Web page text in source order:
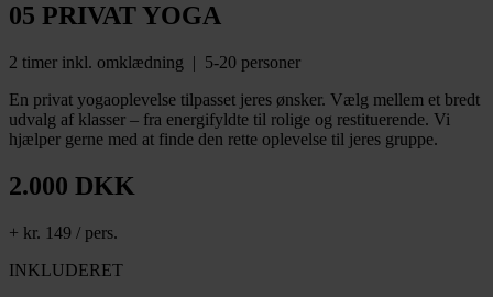
05 PRIVAT YOGA
2 timer inkl. omklædning | 5-20 personer
En privat yogaoplevelse tilpasset jeres ønsker. Vælg mellem et bredt
udvalg af klasser – fra energifyldte til rolige og restituerende. Vi
hjælper gerne med at finde den rette oplevelse til jeres gruppe.
2.000 DKK
+ kr. 149 / pers.
INKLUDERET